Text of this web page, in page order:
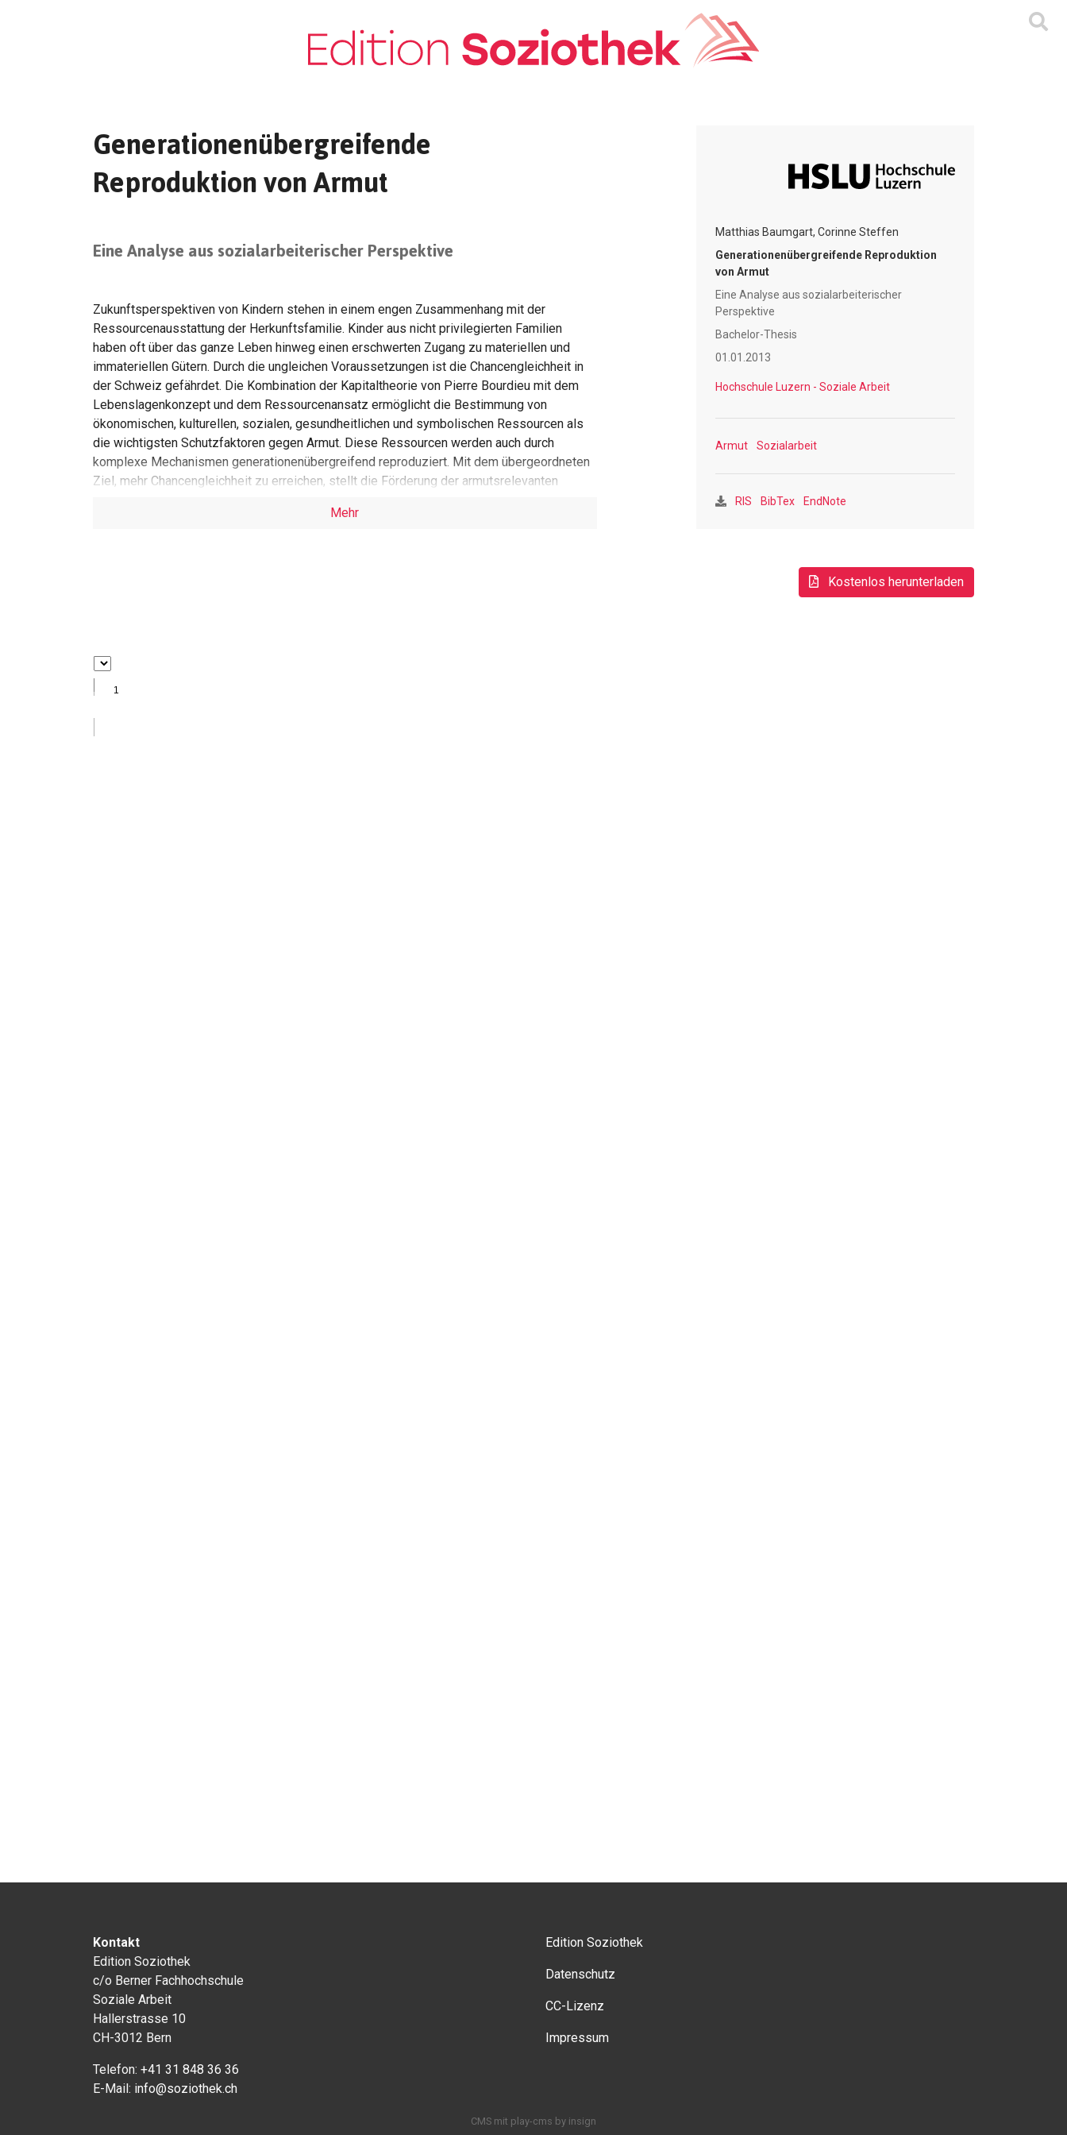
Generationenübergreifende
Reproduktion von Armut
Eine Analyse aus sozialarbeiterischer Perspektive
Zukunftsperspektiven von Kindern stehen in einem engen Zusammenhang mit der
Ressourcenausstattung der Herkunftsfamilie. Kinder aus nicht privilegierten Familien
haben oft über das ganze Leben hinweg einen erschwerten Zugang zu materiellen und
immateriellen Gütern. Durch die ungleichen Voraussetzungen ist die Chancengleichheit in
der Schweiz gefährdet. Die Kombination der Kapitaltheorie von Pierre Bourdieu mit dem
Lebenslagenkonzept und dem Ressourcenansatz ermöglicht die Bestimmung von
ökonomischen, kulturellen, sozialen, gesundheitlichen und symbolischen Ressourcen als
die wichtigsten Schutzfaktoren gegen Armut. Diese Ressourcen werden auch durch
komplexe Mechanismen generationenübergreifend reproduziert. Mit dem übergeordneten
Ziel, mehr Chancengleichheit zu erreichen, stellt die Förderung der armutsrelevanten
Rahmenbedingungen sind dabei von grosser Bedeutung, da sie Handlungsspielräume
Mehr
Matthias Baumgart, Corinne Steffen
Generationenübergreifende Reproduktion
von Armut
Eine Analyse aus sozialarbeiterischer
Perspektive
Bachelor-Thesis
01.01.2013
Hochschule Luzern - Soziale Arbeit
Armut Sozialarbeit
RIS BibTex EndNote
Kostenlos herunterladen
Kontakt
Edition Soziothek
c/o Berner Fachhochschule
Soziale Arbeit
Hallerstrasse 10
CH-3012 Bern
Telefon: +41 31 848 36 36
E-Mail: info@soziothek.ch
Edition Soziothek
Datenschutz
CC-Lizenz
Impressum
CMS mit play-cms by insign